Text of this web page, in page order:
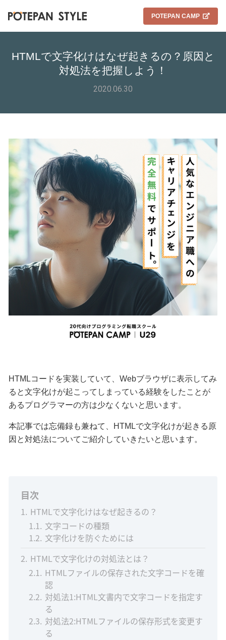
POTEPAN CAMP
HTMLで文字化けはなぜ起きるの？原因と
対処法を把握しよう！
2020.06.30
HTMLコードを実装していて、Webブラウザに表示してみ
ると文字化けが起こってしまっている経験をしたことが
あるプログラマーの方は少なくないと思います。
本記事では忘備録も兼ねて、HTMLで文字化けが起きる原
因と対処法についてご紹介していきたいと思います。
目次
1 HTMLで文字化けはなぜ起きるの？
1.1 文字コードの種類
1.2 文字化けを防ぐためには
2 HTMLで文字化けの対処法とは？
2.1 HTMLファイルの保存された文字コードを確
認
2.2 対処法1:HTML文書内で文字コードを指定す
る
2.3 対処法2:HTMLファイルの保存形式を変更す
る